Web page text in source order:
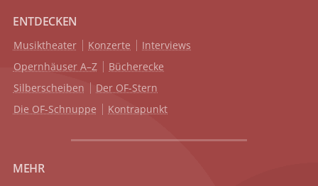
ENTDECKEN
Musiktheater Konzerte
Interviews
Opernhäuser A–Z
Bücherecke
Silberscheiben
Der OF-Stern
Die OF-Schnuppe
Kontrapunkt
MEHR